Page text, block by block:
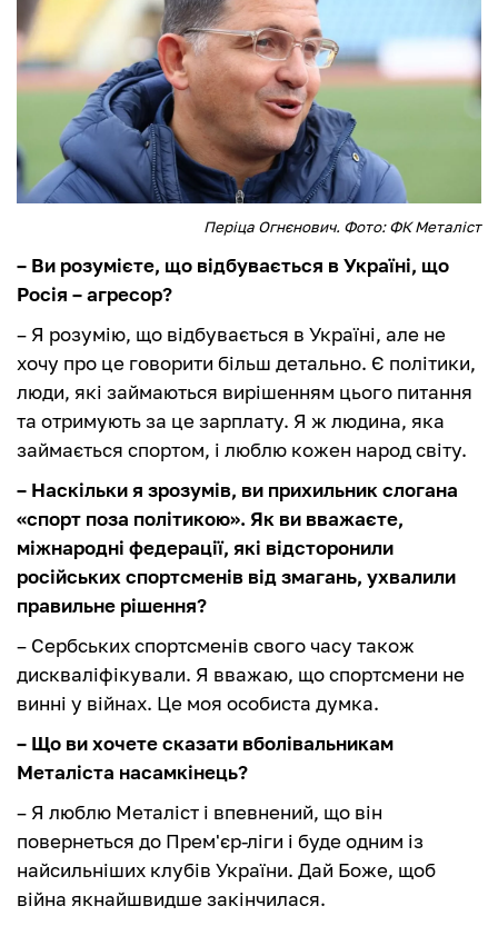
Періца Огнєнович. Фото: ФК Металіст
– Ви розумієте, що відбувається в Україні, що
Росія – агресор?
– Я розумію, що відбувається в Україні, але не
хочу про це говорити більш детально. Є політики,
люди, які займаються вирішенням цього питання
та отримують за це зарплату. Я ж людина, яка
займається спортом, і люблю кожен народ світу.
– Наскільки я зрозумів, ви прихильник слогана
«спорт поза політикою». Як ви вважаєте,
міжнародні федерації, які відсторонили
російських спортсменів від змагань, ухвалили
правильне рішення?
– Сербських спортсменів свого часу також
дискваліфікували. Я вважаю, що спортсмени не
винні у війнах. Це моя особиста думка.
– Що ви хочете сказати вболівальникам
Металіста насамкінець?
– Я люблю Металіст і впевнений, що він
повернеться до Прем'єр-ліги і буде одним із
найсильніших клубів України. Дай Боже, щоб
війна якнайшвидше закінчилася.